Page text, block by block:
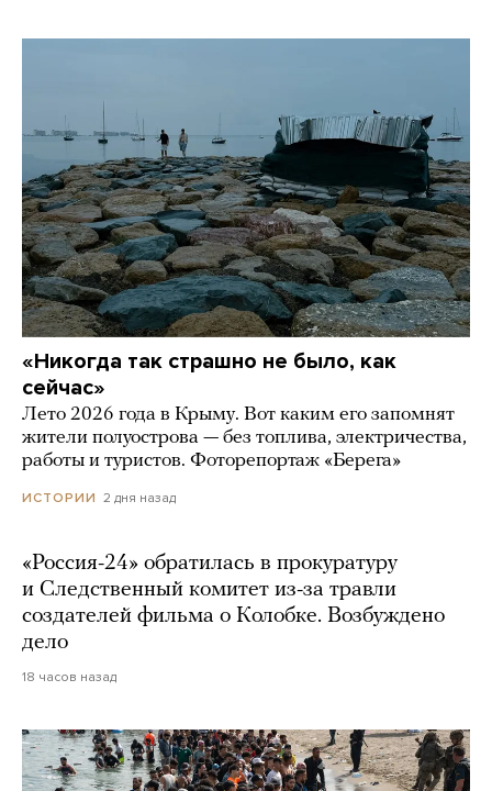
«Никогда так страшно не было, как
сейчас»
Лето 2026 года в Крыму. Вот каким его запомнят
жители полуострова — без топлива, электричества,
работы и туристов. Фоторепортаж «Берега»
ИСТОРИИ 2 дня назад
«Россия-24» обратилась в прокуратуру
и Следственный комитет из-за травли
создателей фильма о Колобке. Возбуждено
дело
18 часов назад